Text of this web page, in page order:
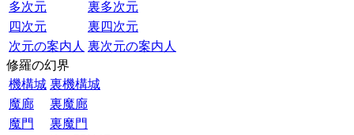
多次元
裏多次元
四次元
裏四次元
次元の案内人 裏次元の案内人
修羅の幻界
機構城 裏機構城
魔廊
裏魔廊
魔門
裏魔門